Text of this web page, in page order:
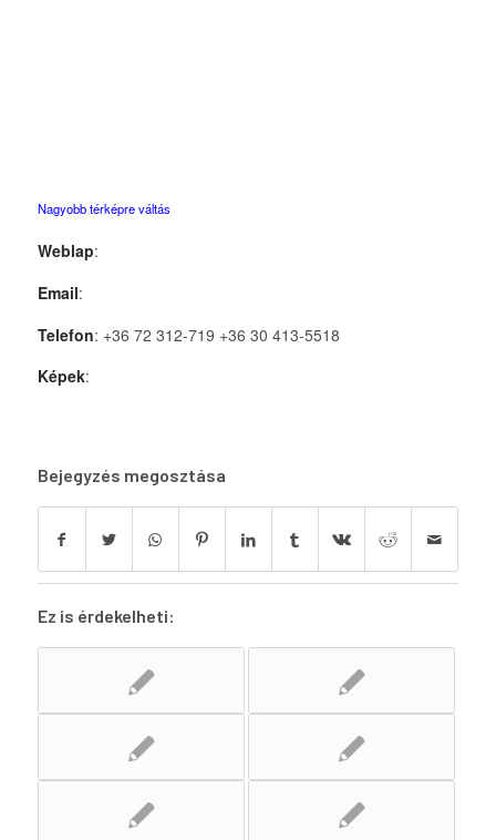
Nagyobb térképre váltás
Weblap:
Email:
Telefon: +36 72 312-719 +36 30 413-5518
Képek:
Bejegyzés megosztása
Ez is érdekelheti: